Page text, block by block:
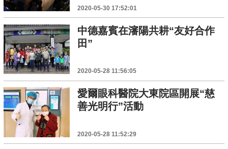
2020-05-30 17:52:01
中德嘉賓在瀋陽共耕“友好合作
田”
2020-05-28 11:56:05
愛爾眼科醫院大東院區開展“慈
善光明行”活動
2020-05-28 11:52:29